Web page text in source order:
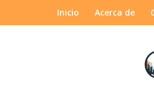
Inicio Acerca de